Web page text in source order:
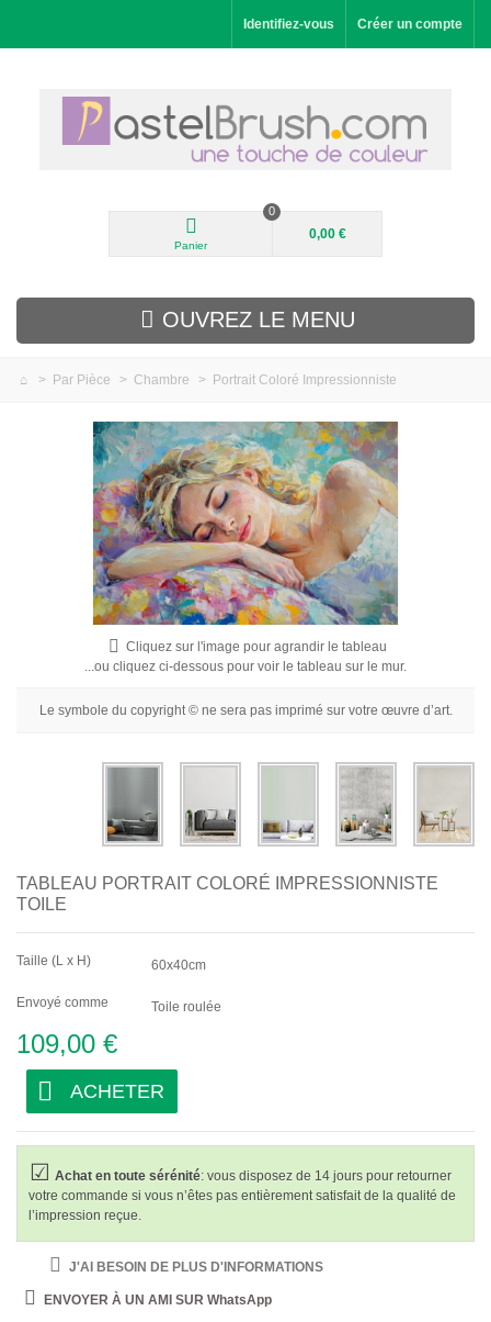
Identifiez-vous Créer un compte
Panier
0
0,00 €
OUVREZ LE MENU
Par Pièce
> Par Pièce > Chambre > Portrait Coloré Impressionniste
Cliquez sur l'image pour agrandir le tableau
...ou cliquez ci-dessous pour voir le tableau sur le mur.
Le symbole du copyright © ne sera pas imprimé sur votre œuvre d’art.
TABLEAU PORTRAIT COLORÉ IMPRESSIONNISTE
TOILE
Taille (L x H) 60x40cm
Envoyé comme Toile roulée
109,00 €
ACHETER
Achat en toute sérénité: vous disposez de 14 jours pour retourner
votre commande si vous n’êtes pas entièrement satisfait de la qualité de
l’impression reçue.
J'AI BESOIN DE PLUS D'INFORMATIONS
ENVOYER À UN AMI SUR WhatsApp